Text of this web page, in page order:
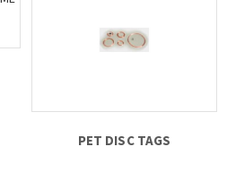
PET DISC TAGS